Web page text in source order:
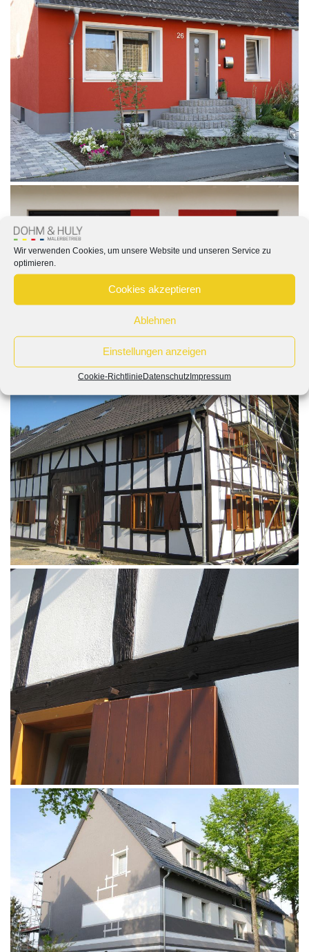
Wir verwenden Cookies, um unsere Website und unseren Service zu
optimieren.
Cookies akzeptieren
Ablehnen
Einstellungen anzeigen
Cookie-RichtlinieDatenschutzImpressum